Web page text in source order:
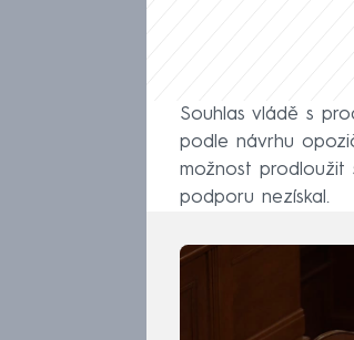
Souhlas vládě s
podle návrhu
možnost prodloužit
podporu nezískal.